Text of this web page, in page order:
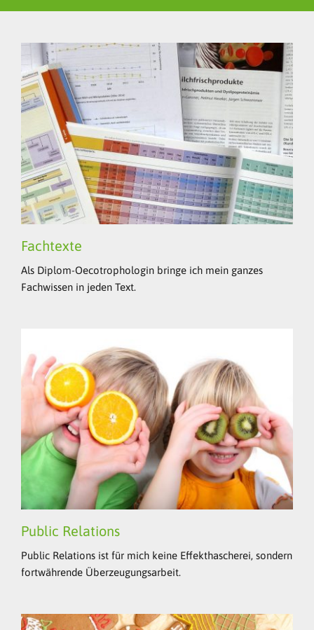
Fachtexte
Als Diplom-Oecotrophologin bringe ich mein ganzes
Fachwissen in jeden Text.
Public Relations
Public Relations ist für mich keine Effekthascherei, sondern
fortwährende Überzeugungsarbeit.